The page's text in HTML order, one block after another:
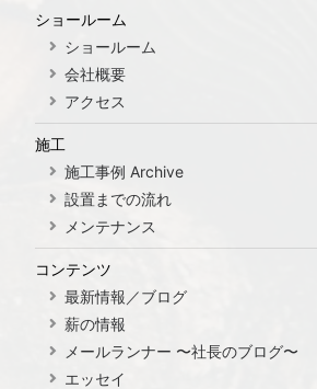
ショールーム
ショールーム
会社概要
アクセス
施工
施工事例 Archive
設置までの流れ
メンテナンス
コンテンツ
最新情報／ブログ
薪の情報
メールランナー 〜社長のブログ〜
エッセイ